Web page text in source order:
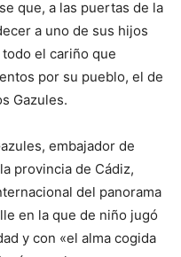
que, a las puertas de la
a uno de sus hijos
el cariño que
por su pueblo, el de
Gazules.
embajador de
provincia de Cádiz,
del panorama
en la que de niño jugó
y con «el alma cogida